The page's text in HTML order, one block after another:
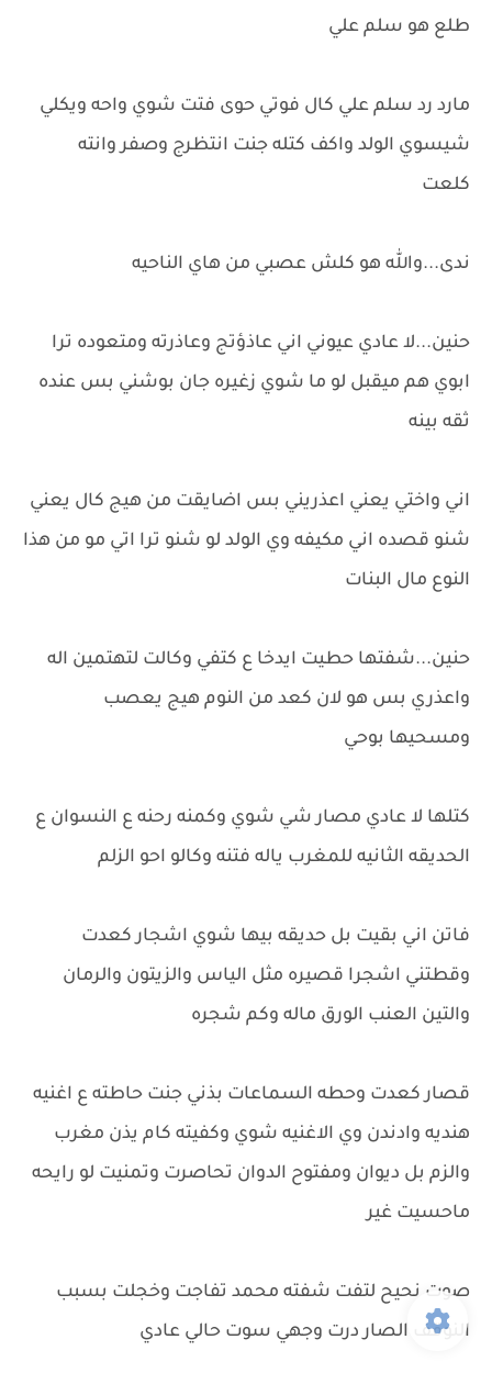
طلع هو سلم علي
مارد رد سلم علي كال فوتي حوى فتت شوي واحه ويكلي
شيسوي الولد واكف كتله جنت انتظرج وصفر وانته
كلعت
ندى...والله هو كلش عصبي من هاي الناحيه
حنين...لا عادي عيوني اني عاذؤتج وعاذرته ومتعوده ترا
ابوي هم ميقبل لو ما شوي زغيره جان بوشني بس عنده
ثقه بينه
اني واختي يعني اعذريني بس اضايقت من هيج كال يعني
شنو قصده اني مكيفه وي الولد لو شنو ترا اتي مو من هذا
النوع مال البنات
حنين...شفتها حطيت ايدخا ع كتفي وكالت لتهتمين اله
واعذري بس هو لان كعد من النوم هيج يعصب
ومسحيها بوحي
كتلها لا عادي مصار شي شوي وكمنه رحنه ع النسوان ع
الحديقه الثانيه للمغرب ياله فتنه وكالو احو الزلم
فاتن اني بقيت بل حديقه بيها شوي اشجار كعدت
وقطتني اشجرا قصيره مثل الياس والزيتون والرمان
والتين العنب الورق ماله وكم شجره
قصار كعدت وحطه السماعات بذني جنت حاطته ع اغنيه
هنديه وادندن وي الاغنيه شوي وكفيته كام يذن مغرب
والزم بل ديوان ومفتوح الدوان تحاصرت وتمنيت لو رايحه
ماحسيت غير
صوت نحيح لتفت شفته محمد تفاجت وخجلت بسبب
النوقف الصار درت وجهي سوت حالي عادي